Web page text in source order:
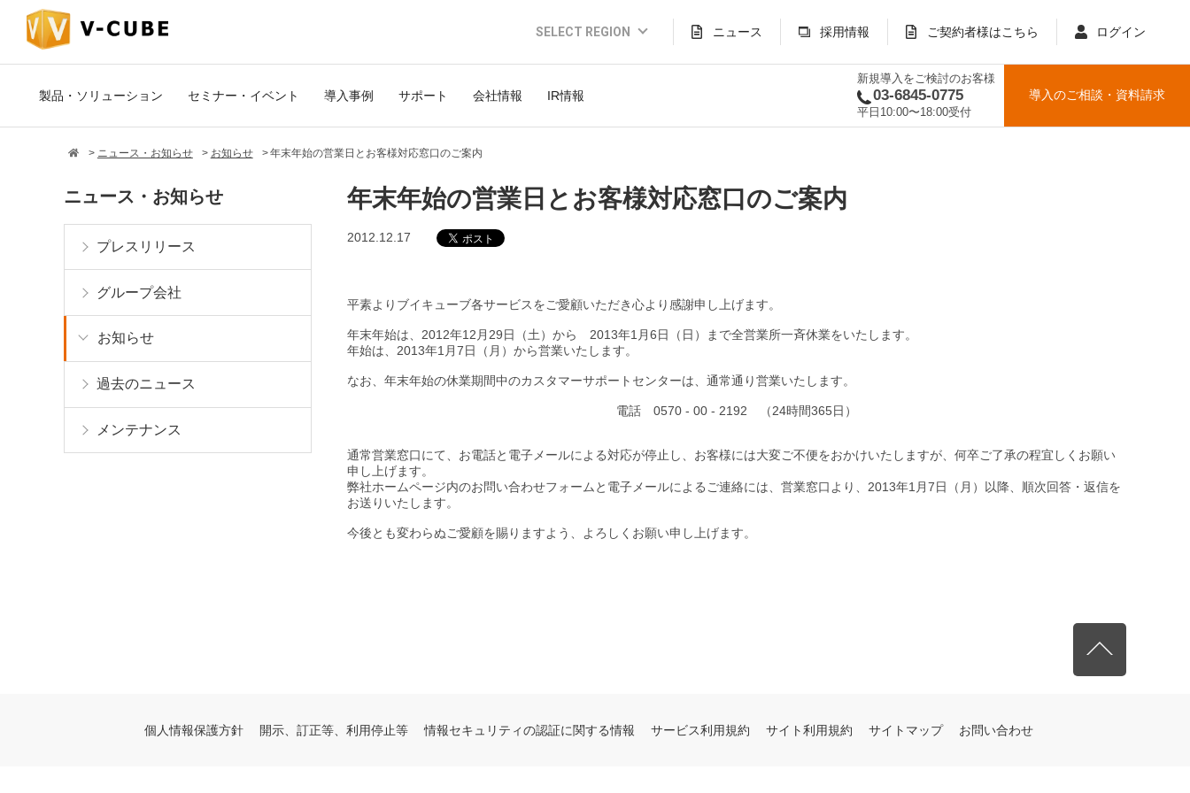
SELECT REGION
Global Website (English)
JAPAN (日本語)
INDONESIA (Bahasa)
ニュース 採用情報 ご契約者様はこちら ログイン
製品・ソリューション セミナー・イベント 導入事例 サポート 会社情報 IR情報
新規導入をご検討のお客様
03-6845-0775
平日10:00〜18:00受付
導入のご相談 ・ 資料請求
ニュース・お知らせ お知らせ 年末年始の営業日とお客様対応窓口のご案内
年末年始の営業日とお客様対応窓口のご案内
2012.12.17
平素よりブイキューブ各サービスをご愛顧いただき心より感謝申し上げます。
年末年始は、2012年12月29日（土）から 2013年1月6日（日）まで全営業所一斉休業をいたします。
年始は、2013年1月7日（月）から営業いたします。
なお、年末年始の休業期間中のカスタマーサポートセンターは、通常通り営業いたします。
電話 0570 - 00 - 2192 （24時間365日）
通常営業窓口にて、お電話と電子メールによる対応が停止し、お客様には大変ご不便をおかけいたしますが、何卒ご了承の程宜しくお願い
申し上げます。
弊社ホームページ内のお問い合わせフォームと電子メールによるご連絡には、営業窓口より、2013年1月7日（月）以降、順次回答・返信を
お送りいたします。
今後とも変わらぬご愛顧を賜りますよう、よろしくお願い申し上げます。
ニュース・お知らせ
プレスリリース
グループ会社
お知らせ
過去のニュース
メンテナンス
個人情報保護方針 開示、訂正等、利用停止等 情報セキュリティの認証に関する情報 サービス利用規約 サイト利用規約 サイトマップ お問い合わせ